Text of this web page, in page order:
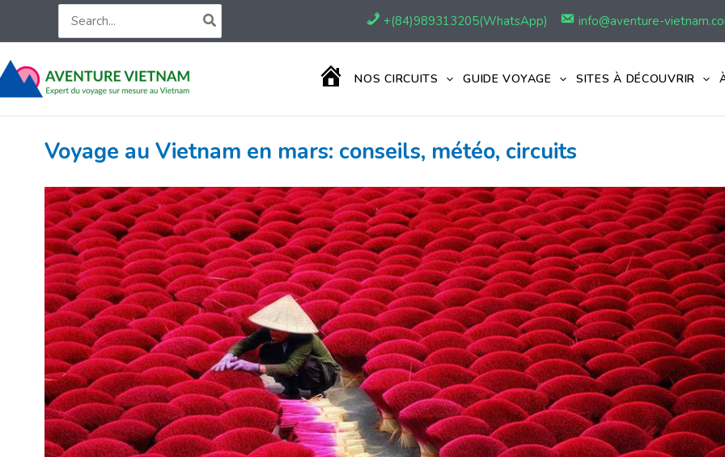
Search
for:
+(84)989313205(WhatsApp) info@aventure-
U
I
L
NOS CIRCUITS GUIDE VOYAGE SITES À DÉCOUVRIR
Voyage au Vietnam en mars: conseils, météo, circuits